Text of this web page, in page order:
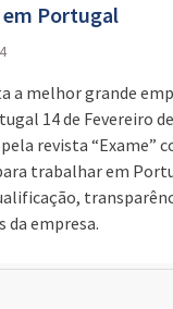
Portugal
a melhor grande
14 de Fevereiro
revista “Exame”
trabalhar em
da empresa.